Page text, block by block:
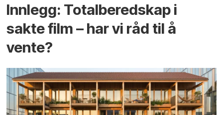
Innlegg: Totalberedskap i
sakte film – har vi råd til å
vente?